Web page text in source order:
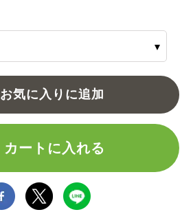
お気に入りに追加
カートに入れる